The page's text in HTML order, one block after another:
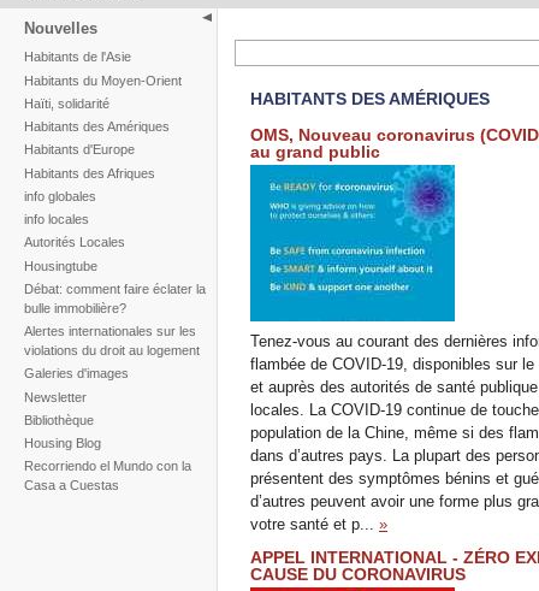
Nouvelles
Habitants de l'Asie
Habitants du Moyen-Orient
Haïti, solidarité
Habitants des Amériques
Habitants d'Europe
Habitants des Afriques
info globales
info locales
Autorités Locales
Housingtube
Débat: comment faire éclater la
bulle immobilière?
Alertes internationales sur les
violations du droit au logement
Galeries d'images
Newsletter
Bibliothèque
Housing Blog
Recorriendo el Mundo con la
Casa a Cuestas
HABITANTS DES AMÉRIQUES
OMS, Nouveau coronavirus
au grand public
Tenez-vous au courant des dernières
flambée de COVID-19, disponibles sur le
et auprès des autorités de santé
locales. La COVID-19 continue de
population de la Chine, même si des
dans d’autres pays. La plupart des
présentent des symptômes bénins et
d’autres peuvent avoir une forme plus
votre santé et p...»
APPEL INTERNATIONAL - ZÉRO
CAUSE DU CORONAVIRUS